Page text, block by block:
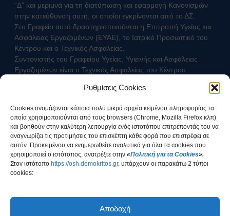
Ρυθμίσεις Cookies
Cookies ονομάζονται κάποια πολύ μικρά αρχεία κειμένου πληροφορίας τα
οποία χρησιμοποιούνται από τους browsers (Chrome, Mozilla Firefox κλπ)
και βοηθούν στην καλύτερη λειτουργία ενός ιστοτόπου επιτρέποντάς του να
αναγνωρίζει τις προτιμήσεις του επισκέπτη κάθε φορά που επιστρέφει σε
αυτόν. Προκειμένου να ενημερωθείτε αναλυτικά για όλα τα cookies που
χρησιμοποιεί ο ιστότοπος, ανατρέξτε στην «Πολιτική για τα Cookies».
Στοv ιστότοπο https://osh.demokritos.gr, υπάρχουν οι παρακάτω 2 τύποι
cookies:
Αποδοχή
“Δ” και μεριμνά για τη διατύπωση και εφαρμογή Κανονισμών
στην κατεύθυνση αυτή, οι οποίοι εγκρίνονται από το ΔΣ.
Στο Γραφείο αυτό δραστηριοποιούνται η Επιτροπή Υγείας και
Ασφάλειας Εργαζομένων (ΕΥΑΕ), το Ιατρικό Προσωπικό του
Κέντρου και ο Τεχνικός Ασφαλείας.
Συντονιστής του Γραφείου Υγείας, Υγιεινής και Ασφάλειας
Εργαζομένων είναι ο Τεχνικός Ασφαλείας του Κέντρου.
Επικοινωνήστε με τον Τεχνικό Ασφαλείας
Προσωπικών Δεδομένων